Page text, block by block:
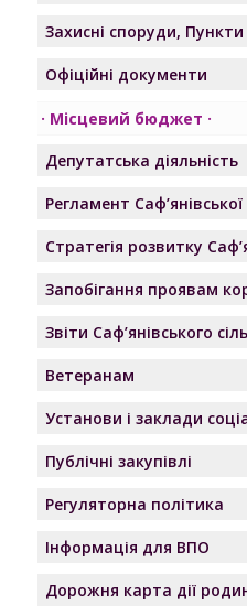
Захисні споруди, Пункти
Офіційні документи
Місцевий бюджет
Депутатська діяльність
Регламент Саф’янівської
Стратегія розвитку
Запобігання проявам
Звіти Саф’янівського
Ветеранам
Установи і заклади
Публічні закупівлі
Регуляторна політика
Інформація для ВПО
Дорожня карта дії